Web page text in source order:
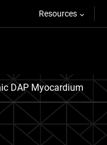
Resources
DAP Myocardium